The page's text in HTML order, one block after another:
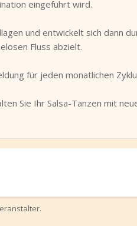
eingeführt wird.
und entwickelt sich dann
Fluss abzielt.
für jeden monatlichen
Sie Ihr Salsa-Tanzen mit